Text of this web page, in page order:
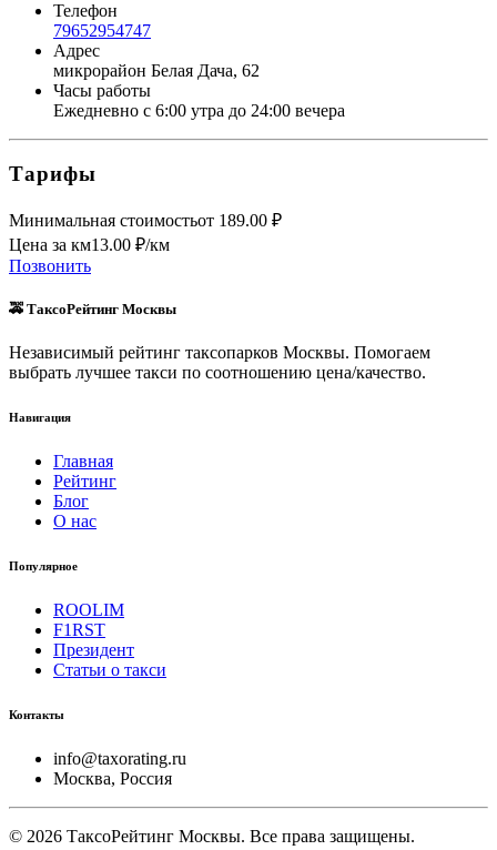
Телефон
79652954747
Адрес
микрорайон Белая Дача, 62
Часы работы
Ежедневно с 6:00 утра до 24:00 вечера
Тарифы
Минимальная стоимостьот 189.00 ₽
Цена за км13.00 ₽/км
Позвонить
🚕 ТаксоРейтинг Москвы
Независимый рейтинг таксопарков Москвы. Помогаем
выбрать лучшее такси по соотношению цена/качество.
Навигация
Главная
Рейтинг
Блог
О нас
Популярное
ROOLIM
F1RST
Президент
Статьи о такси
Контакты
info@taxorating.ru
Москва, Россия
© 2026 ТаксоРейтинг Москвы. Все права защищены.